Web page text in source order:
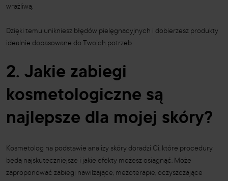
wrażliwą.
Dzięki temu unikniesz błędów pielęgnacyjnych i dobierzesz produkty
idealnie dopasowane do Twoich potrzeb.
2. Jakie zabiegi
kosmetologiczne są
najlepsze dla mojej skóry?
Kosmetolog na podstawie analizy skóry doradzi Ci, które procedury
będą najskuteczniejsze i jakie efekty możesz osiągnąć. Może
zaproponować zabiegi nawilżające, mezoterapie, oczyszczające